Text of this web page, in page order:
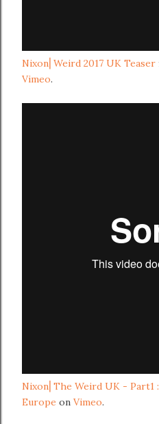
Nixon⎜Weird 2017 UK Teaser
Vimeo.
Nixon⎜The Weird UK - Part1
Europe on Vimeo.